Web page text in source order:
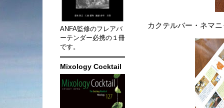
カクテルバー・ネマ
ANFA監修のフレアバ
ーテンダー必携の１冊
です。
Mixology Cocktail